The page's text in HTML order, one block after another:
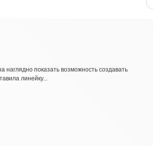
наглядно показать возможность создавать
линейку...